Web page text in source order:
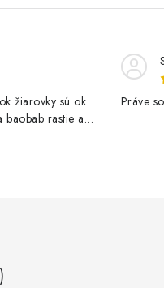
žiarovky sú ok
baobab rastie a
Práve